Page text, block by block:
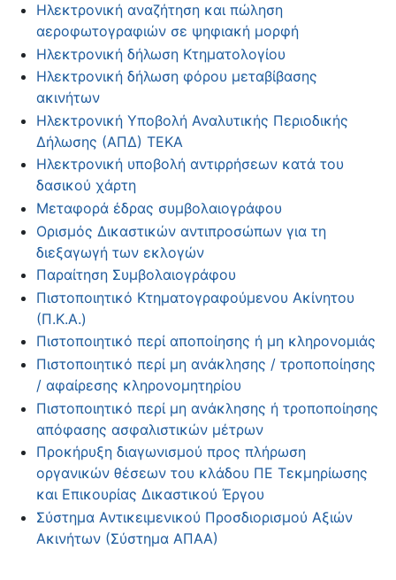
Ηλεκτρονική αναζήτηση και πώληση
αεροφωτογραφιών σε ψηφιακή μορφή
Ηλεκτρονική δήλωση Κτηματολογίου
Ηλεκτρονική δήλωση φόρου μεταβίβασης
ακινήτων
Ηλεκτρονική Υποβολή Αναλυτικής Περιοδικής
Δήλωσης (ΑΠΔ) ΤΕΚΑ
Ηλεκτρονική υποβολή αντιρρήσεων κατά του
δασικού χάρτη
Μεταφορά έδρας συμβολαιογράφου
Ορισμός Δικαστικών αντιπροσώπων για τη
διεξαγωγή των εκλογών
Παραίτηση Συμβολαιογράφου
Πιστοποιητικό Κτηματογραφούμενου Ακίνητου
(Π.Κ.Α.)
Πιστοποιητικό περί αποποίησης ή μη κληρονομιάς
Πιστοποιητικό περί μη ανάκλησης / τροποποίησης
/ αφαίρεσης κληρονομητηρίου
Πιστοποιητικό περί μη ανάκλησης ή τροποποίησης
απόφασης ασφαλιστικών μέτρων
Προκήρυξη διαγωνισμού προς πλήρωση
οργανικών θέσεων του κλάδου ΠΕ Τεκμηρίωσης
και Επικουρίας Δικαστικού Έργου
Σύστημα Αντικειμενικού Προσδιορισμού Αξιών
Ακινήτων (Σύστημα ΑΠΑΑ)